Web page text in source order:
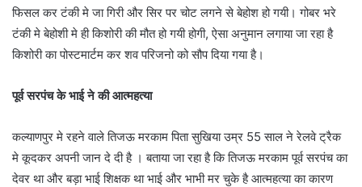
फिसल कर टंकी मे जा गिरी और सिर पर चोट लगने से बेहोश हो गयी। गोबर भरे
टंकी मे बेहोशी मे ही किशोरी की मौत हो गयी होगी, ऐसा अनुमान लगाया जा रहा है
किशोरी का पोस्टमार्टम कर शव परिजनो को सौप दिया गया है।
पूर्व सरपंच के भाई ने की आत्महत्या
कल्याणपुर मे रहने वाले तिजऊ मरकाम पिता सुखिया उम्र 55 साल ने रेलवे ट्रैक
मे कूदकर अपनी जान दे दी है । बताया जा रहा है कि तिजऊ मरकाम पूर्व सरपंच का
देवर था और बड़ा भाई शिक्षक था भाई और भाभी मर चुके है आत्महत्या का कारण